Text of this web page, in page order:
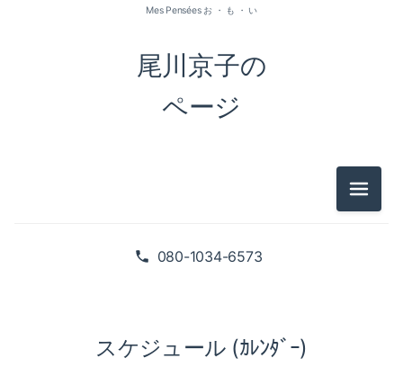
080-1034-6573
尾川京子の
ページ
Mes Pensées お ・ も ・ い
メニュ
スケジュール (ｶﾚﾝﾀﾞｰ)